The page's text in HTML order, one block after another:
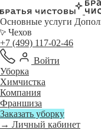
Основные услуги
Чехов
+7 (499) 117-02-46
Войти
Уборка
Химчистка
Компания
Франшиза
Заказать уборку
→ Личный кабинет